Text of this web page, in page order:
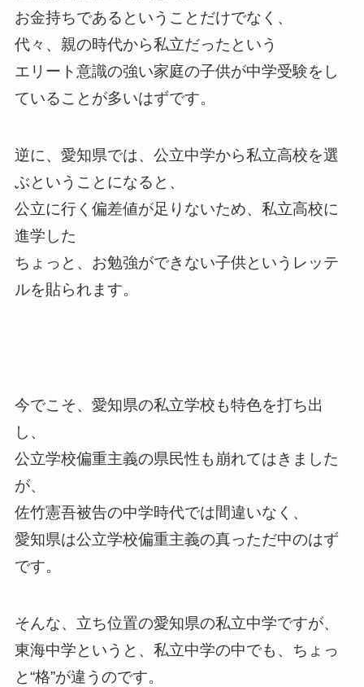
お金持ちであるということだけでなく、
代々、親の時代から私立だったという
エリート意識の強い家庭の子供が中学受験をし
ていることが多いはずです。
逆に、愛知県では、公立中学から私立高校を選
ぶということになると、
公立に行く偏差値が足りないため、私立高校に
進学した
ちょっと、お勉強ができない子供というレッテ
ルを貼られます。
今でこそ、愛知県の私立学校も特色を打ち出
し、
公立学校偏重主義の県民性も崩れてはきました
が、
佐竹憲吾被告の中学時代では間違いなく、
愛知県は公立学校偏重主義の真っただ中のはず
です。
そんな、立ち位置の愛知県の私立中学ですが、
東海中学というと、私立中学の中でも、ちょっ
と“格”が違うのです。